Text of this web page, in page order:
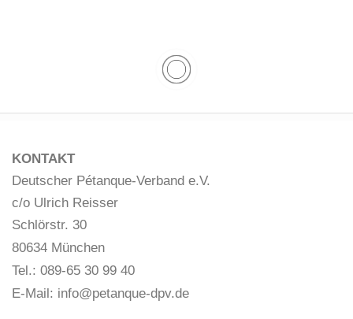
KONTAKT
Deutscher Pétanque-Verband e.V.
c/o Ulrich Reisser
Schlörstr. 30
80634 München
Tel.: 089-65 30 99 40
E-Mail: info@petanque-dpv.de